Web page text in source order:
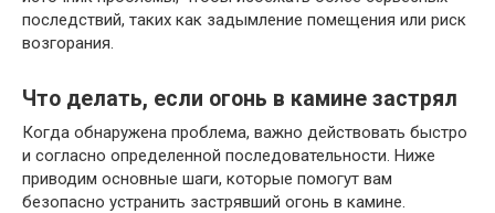
последствий, таких как задымление помещения или риск
возгорания.
Что делать, если огонь в камине застрял
Когда обнаружена проблема, важно действовать быстро
и согласно определенной последовательности. Ниже
приводим основные шаги, которые помогут вам
безопасно устранить застрявший огонь в камине.